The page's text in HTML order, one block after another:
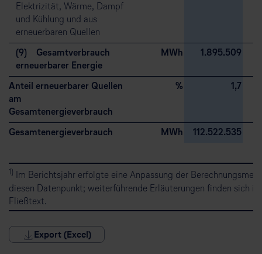
Elektrizität, Wärme, Dampf
und Kühlung und aus
erneuerbaren Quellen
(9) Gesamtverbrauch
erneuerbarer Energie
MWh 1.895.509
Anteil erneuerbarer Quellen
am
Gesamtenergieverbrauch
% 1,7
Gesamtenergieverbrauch MWh 112.522.535
1)
Im Berichtsjahr erfolgte eine Anpassung der
diesen Datenpunkt; weiterführende Erläuterungen finden sich im
Fließtext.
Export (Excel)